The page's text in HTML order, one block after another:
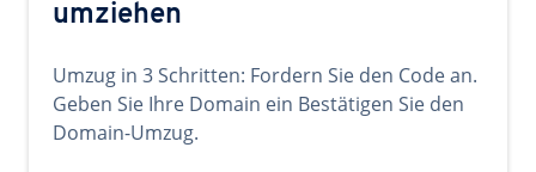
umziehen
Umzug in 3 Schritten: Fordern Sie den Code an.
Geben Sie Ihre Domain ein Bestätigen Sie den
Domain-Umzug.